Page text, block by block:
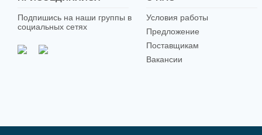
Подпишись на наши группы в
социальных сетях
Условия работы
Предложение
Поставщикам
Вакансии